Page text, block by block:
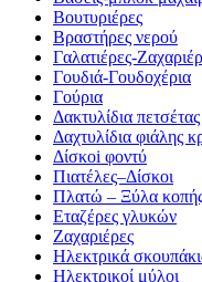
Βουτυριέρες
Βραστήρες νερού
Γαλατιέρες-
Γουδιά-Γουδοχέρια
Γούρια
Δακτυλίδια πετσέτας
Δαχτυλίδια φιάλης
Δίσκοi φοντύ
Πιατέλες–Δίσκοι
Πλατώ – Ξύλα
Εταζέρες γλυκών
Ζαχαριέρες
Ηλεκτρικά
Ηλεκτρικοί μύλοι